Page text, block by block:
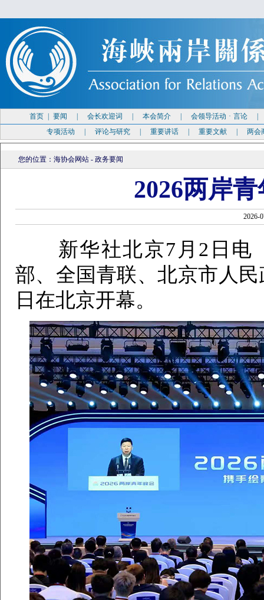
首页 要闻 会长欢迎词 本会简介 会领导活动 · 言论
专项活动
评论与研究 重要讲话 重要文献 两会
您的位置： 海协会网站 - 政务要闻
2026两岸
2026-
新华社北京7月2日电
部、全国青联、北京市人
日在北京开幕。